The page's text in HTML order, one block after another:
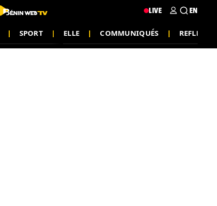
SPORT ELLE COMMUNIQUÉS
LIVE EN